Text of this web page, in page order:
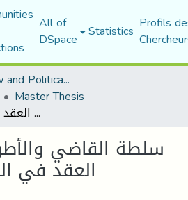
All of
DSpace Statistics Profils
Faculty of Law and Political Science
Master Thesis
سلطة القاضي والأطراف في تعديل العقد في التشريع الجزائري
سلطة القاضي
العقد في